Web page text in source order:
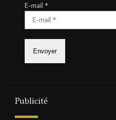
E-mail *
Publicité